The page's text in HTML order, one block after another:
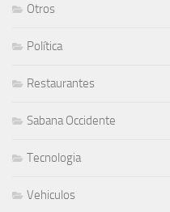
Otros
Política
Restaurantes
Sabana Occidente
Tecnologia
Vehiculos